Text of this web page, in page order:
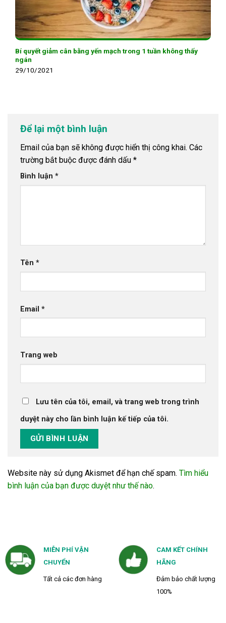
Bí quyết giảm cân bằng yến mạch trong 1 tuần không thấy
ngán
29/10/2021
Để lại một bình luận
Email của bạn sẽ không được hiển thị công khai. Các
trường bắt buộc được đánh dấu *
Bình luận *
Tên *
Email *
Trang web
Lưu tên của tôi, email, và trang web trong trình
duyệt này cho lần bình luận kế tiếp của tôi.
Website này sử dụng Akismet để hạn chế spam. Tìm hiểu
bình luận của bạn được duyệt như thế nào.
MIỄN PHÍ VẬN
CHUYỂN
Tất cả các đơn hàng
CAM KẾT CHÍNH
HÃNG
Đảm bảo chất lượng
100%